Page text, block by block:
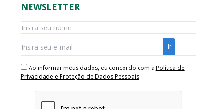
NEWSLETTER
Ao informar meus dados, eu concordo com a Política de
Privacidade e Proteção de Dados Pessoais